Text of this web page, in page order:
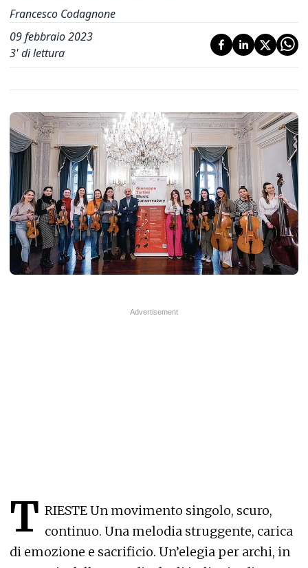
Francesco Codagnone
09 febbraio 2023
3' di lettura
T RIESTE Un movimento singolo, scuro,
continuo. Una melodia struggente, carica
di emozione e sacrificio. Un’elegia per archi, in